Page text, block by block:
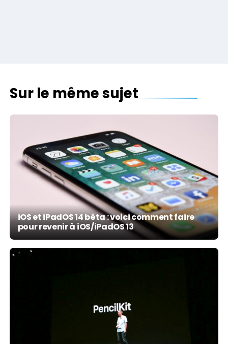
Sur le même sujet
iOS et iPadOS 14 bêta : voici comment faire
pour revenir à iOS/iPadOS 13